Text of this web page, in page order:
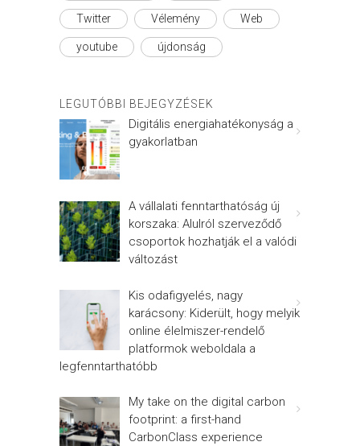
Twitter Vélemény Web
youtube újdonság
LEGUTÓBBI BEJEGYZÉSEK
Digitális energiahatékonyság a
gyakorlatban
A vállalati fenntarthatóság új
korszaka: Alulról szerveződő
csoportok hozhatják el a valódi
változást
Kis odafigyelés, nagy
karácsony: Kiderült, hogy melyik
online élelmiszer-rendelő
platformok weboldala a
legfenntarthatóbb
My take on the digital carbon
footprint: a first-hand
CarbonClass experience